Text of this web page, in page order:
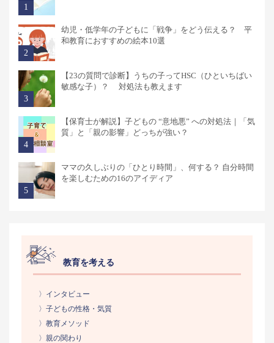
幼児・低学年の子どもに「戦争」をどう伝える？ 平
和教育におすすめの絵本10選
【23の質問で診断】うちの子ってHSC（ひといちばい
敏感な子）？ 対処法も教えます
【保育士が解説】子どもの “意地悪” への対処法｜「気
質」と「親の影響」どっちが強い？
ママの久しぶりの「ひとり時間」、何する？ 自分時間
を楽しむための16のアイディア
教育を考える
〉インタビュー
〉子どもの性格・気質
〉教育メソッド
〉親の関わり